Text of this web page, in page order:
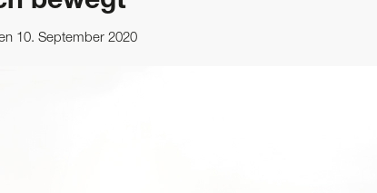
10. September 2020